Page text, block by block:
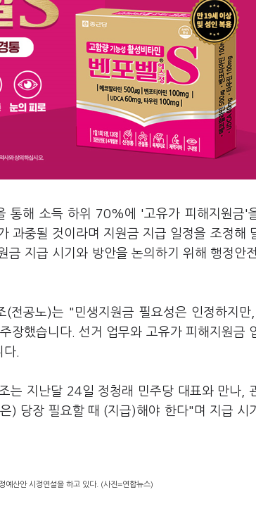
통해 소득 하위 70%에 '고유가 피해지원금'
과중될 것이라며 지원금 지급 일정을 조정해
금 지급 시기와 방안을 논의하기 위해 행정안
전공노)는 "민생지원금 필요성은 인정하지만
장했습니다. 선거 업무와 고유가 피해지원금
.
는 지난달 24일 정청래 민주당 대표와 만나,
) 당장 필요할 때 (지급)해야 한다"며 지급 시
예산안 시정연설을 하고 있다. (사진=연합뉴스)